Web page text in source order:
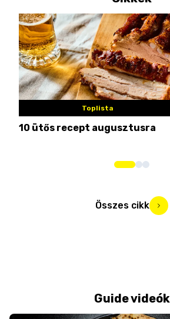
Toplista
10 ütős recept augusztusra
Összes cikk
Guide videók